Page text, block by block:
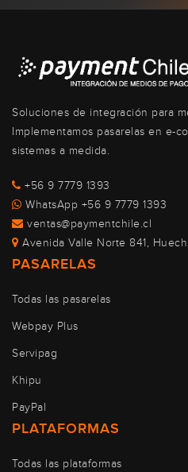
Soluciones de integración para
Implementamos pasarelas en e-
sistemas a medida.
+56 9 7779 1393
WhatsApp +56 9 7779 1393
ventas@paymentchile.cl
Avenida Valle Norte 841,
PASARELAS
Todas las pasarelas
Webpay Plus
Servipag
Khipu
PayPal
PLATAFORMAS
Todas las plataformas